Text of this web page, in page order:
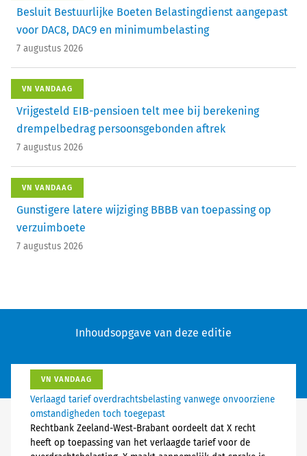
Besluit Bestuurlijke Boeten Belastingdienst aangepast
voor DAC8, DAC9 en minimumbelasting
7 augustus 2026
VN VANDAAG
Vrijgesteld EIB-pensioen telt mee bij berekening
drempelbedrag persoonsgebonden aftrek
7 augustus 2026
VN VANDAAG
Gunstigere latere wijziging BBBB van toepassing op
verzuimboete
7 augustus 2026
Inhoudsopgave van deze editie
VN VANDAAG
Verlaagd tarief overdrachtsbelasting vanwege onvoorziene
omstandigheden toch toegepast
Rechtbank Zeeland-West-Brabant oordeelt dat X recht
heeft op toepassing van het verlaagde tarief voor de